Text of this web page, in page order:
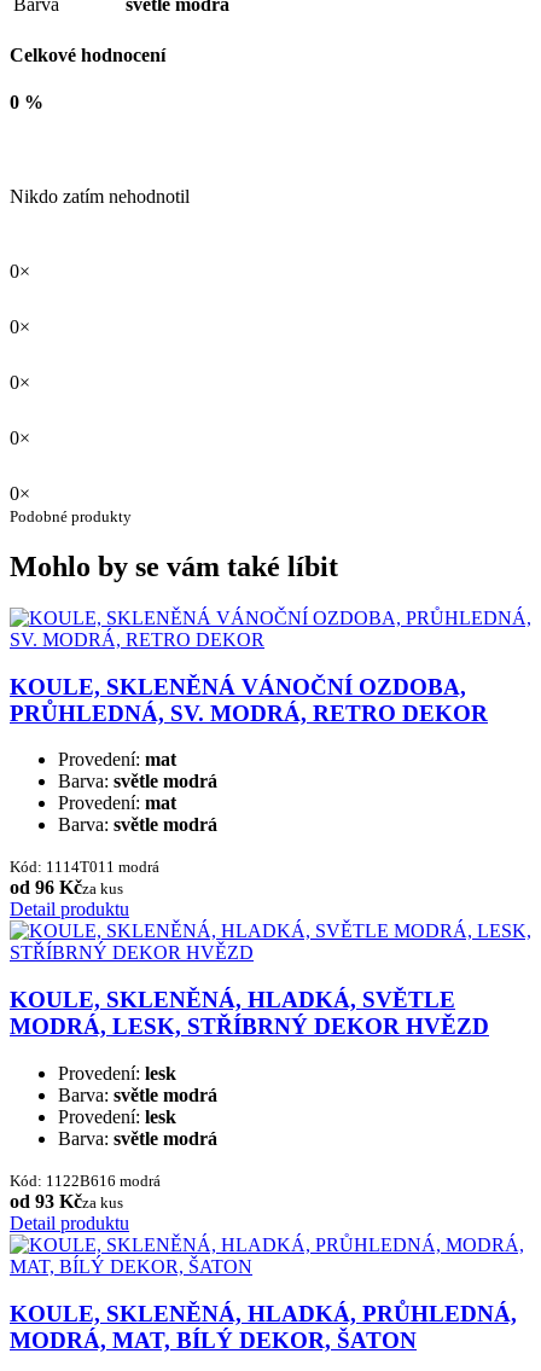
Celkové hodnocení
0 %
Nikdo zatím nehodnotil
0×
0×
0×
0×
0×
Podobné produkty
Mohlo by se vám také líbit
KOULE, SKLENĚNÁ VÁNOČNÍ OZDOBA,
PRŮHLEDNÁ, SV. MODRÁ, RETRO DEKOR
Provedení: mat
Barva: světle modrá
Provedení: mat
Barva: světle modrá
Kód: 1114T011 modrá
od 96 Kčza kus
Detail produktu
KOULE, SKLENĚNÁ, HLADKÁ, SVĚTLE
MODRÁ, LESK, STŘÍBRNÝ DEKOR HVĚZD
Provedení: lesk
Barva: světle modrá
Provedení: lesk
Barva: světle modrá
Kód: 1122B616 modrá
od 93 Kčza kus
Detail produktu
KOULE, SKLENĚNÁ, HLADKÁ, PRŮHLEDNÁ,
MODRÁ, MAT, BÍLÝ DEKOR, ŠATON